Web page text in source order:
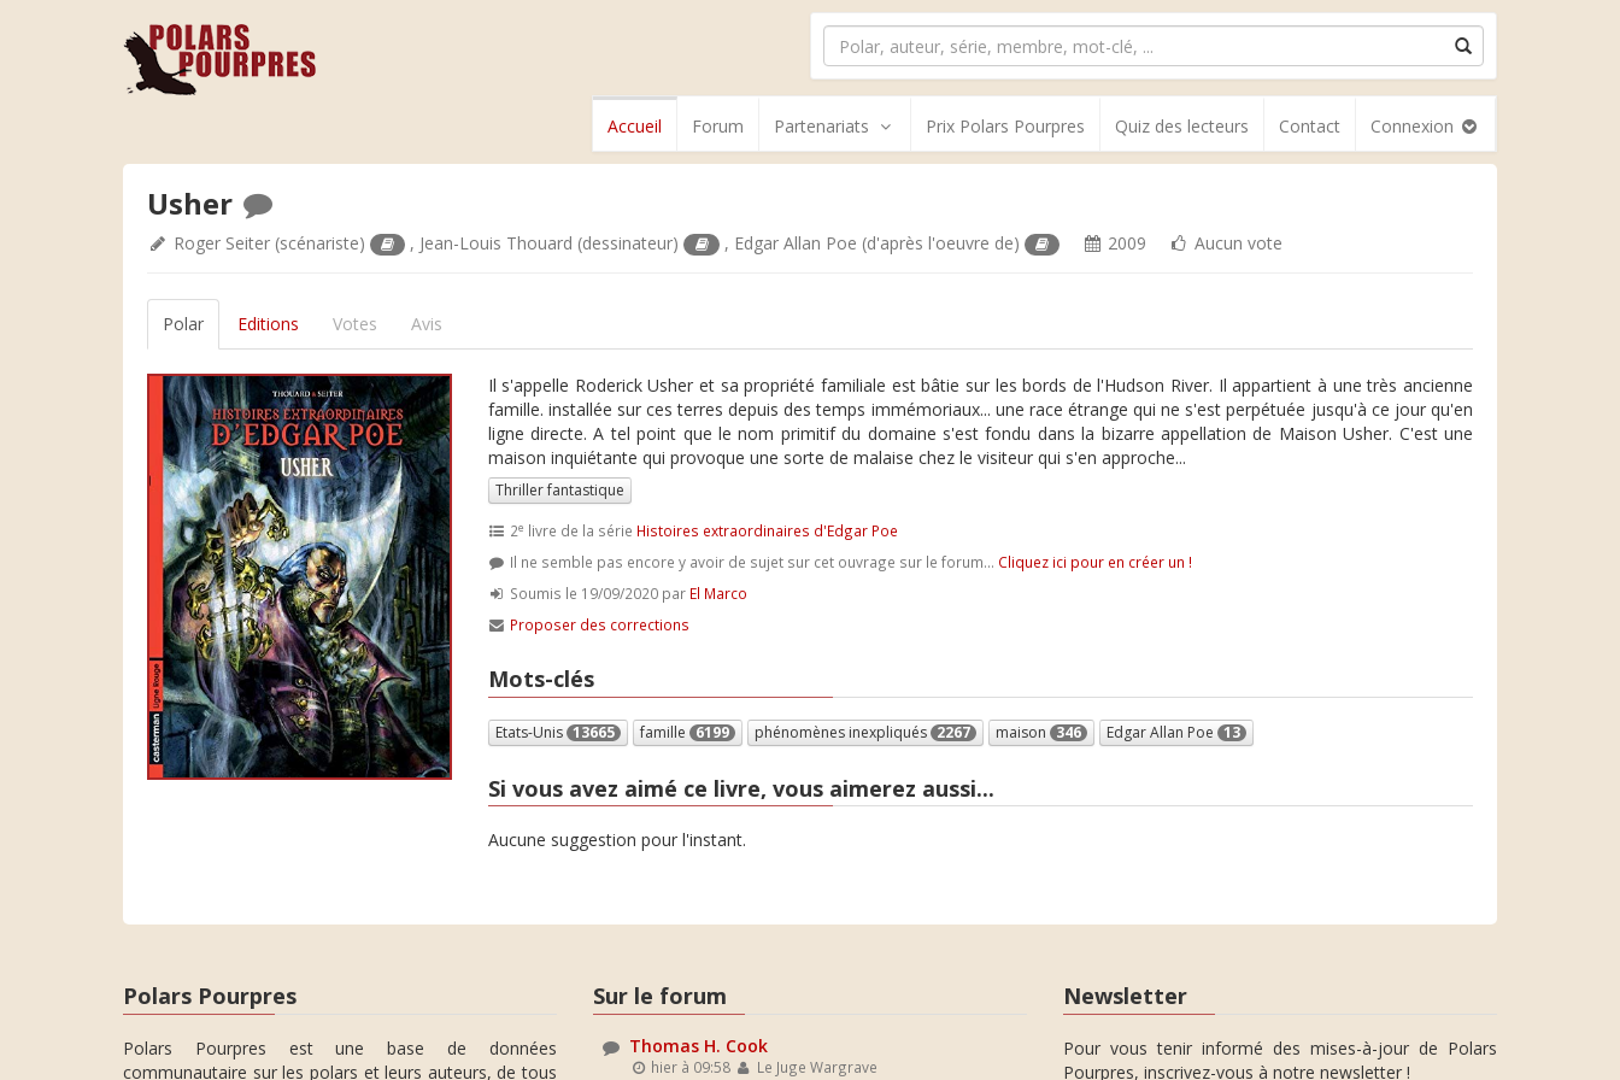
Accueil Forum Partenariats Prix Polars Pourpres Quiz des lecteurs Contact Connexion
Usher
Roger Seiter (scénariste) , Jean-Louis Thouard (dessinateur) , Edgar Allan Poe (d'après l'oeuvre de) 2009 Aucun vote
Polar Editions Votes Avis
Il s'appelle Roderick Usher et sa propriété familiale est bâtie sur les bords de l'Hudson River. Il appartient à une très ancienne
famille. installée sur ces terres depuis des temps immémoriaux... une race étrange qui ne s'est perpétuée jusqu'à ce jour qu'en
ligne directe. A tel point que le nom primitif du domaine s'est fondu dans la bizarre appellation de Maison Usher. C'est une
maison inquiétante qui provoque une sorte de malaise chez le visiteur qui s'en approche...
Thriller fantastique
2e livre de la série Histoires extraordinaires d'Edgar Poe
Il ne semble pas encore y avoir de sujet sur cet ouvrage sur le forum... Cliquez ici pour en créer un !
Soumis le 19/09/2020 par El Marco
Proposer des corrections
Mots-clés
Etats-Unis 13665 famille 6199 phénomènes inexpliqués 2267 maison 346 Edgar Allan Poe 13
Si vous avez aimé ce livre, vous aimerez aussi...
Aucune suggestion pour l'instant.
Polars Pourpres
Polars Pourpres est une base de données
communautaire sur les polars et leurs auteurs, de tous
Sur le forum
Thomas H. Cook
hier à 09:58 Le Juge Wargrave
Newsletter
Pour vous tenir informé des mises-à-jour de Polars
Pourpres, inscrivez-vous à notre newsletter !